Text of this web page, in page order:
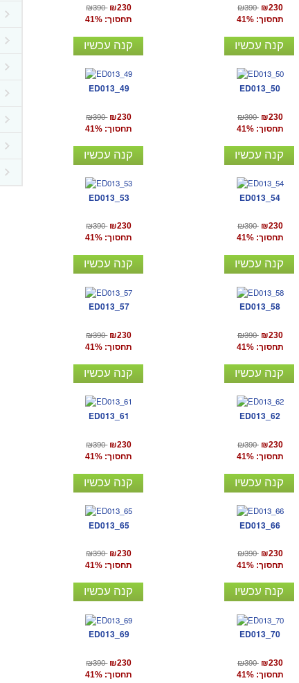
₪390 ₪230
תחסוך: 41%
קנה עכשיו
₪390 ₪230
תחסוך: 41%
קנה עכשיו
ED013_49
₪390 ₪230
תחסוך: 41%
קנה עכשיו
ED013_50
₪390 ₪230
תחסוך: 41%
קנה עכשיו
ED013_53
₪390 ₪230
תחסוך: 41%
קנה עכשיו
ED013_54
₪390 ₪230
תחסוך: 41%
קנה עכשיו
ED013_57
₪390 ₪230
תחסוך: 41%
קנה עכשיו
ED013_58
₪390 ₪230
תחסוך: 41%
קנה עכשיו
ED013_61
₪390 ₪230
תחסוך: 41%
קנה עכשיו
ED013_62
₪390 ₪230
תחסוך: 41%
קנה עכשיו
ED013_65
₪390 ₪230
תחסוך: 41%
קנה עכשיו
ED013_66
₪390 ₪230
תחסוך: 41%
קנה עכשיו
ED013_69
₪390 ₪230
תחסוך: 41%
ED013_70
₪390 ₪230
תחסוך: 41%